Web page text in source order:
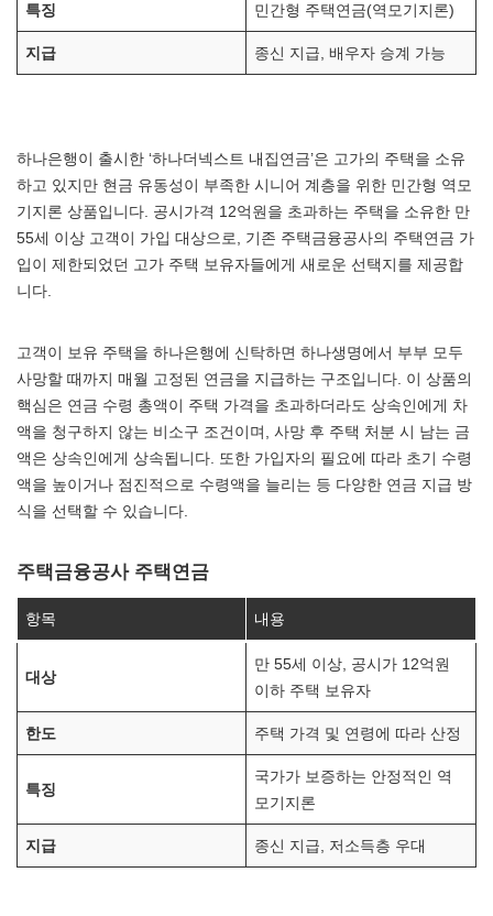
특징 민간형 주택연금(역모기지론)
지급 종신 지급, 배우자 승계 가능
하나은행이 출시한 ‘하나더넥스트 내집연금’은 고가의 주택을 소유
하고 있지만 현금 유동성이 부족한 시니어 계층을 위한 민간형 역모
기지론 상품입니다. 공시가격 12억원을 초과하는 주택을 소유한 만
55세 이상 고객이 가입 대상으로, 기존 주택금융공사의 주택연금 가
입이 제한되었던 고가 주택 보유자들에게 새로운 선택지를 제공합
니다.
고객이 보유 주택을 하나은행에 신탁하면 하나생명에서 부부 모두
사망할 때까지 매월 고정된 연금을 지급하는 구조입니다. 이 상품의
핵심은 연금 수령 총액이 주택 가격을 초과하더라도 상속인에게 차
액을 청구하지 않는 비소구 조건이며, 사망 후 주택 처분 시 남는 금
액은 상속인에게 상속됩니다. 또한 가입자의 필요에 따라 초기 수령
액을 높이거나 점진적으로 수령액을 늘리는 등 다양한 연금 지급 방
식을 선택할 수 있습니다.
주택금융공사 주택연금
항목 내용
대상
만 55세 이상, 공시가 12억원
이하 주택 보유자
한도 주택 가격 및 연령에 따라 산정
특징
국가가 보증하는 안정적인 역
모기지론
지급 종신 지급, 저소득층 우대